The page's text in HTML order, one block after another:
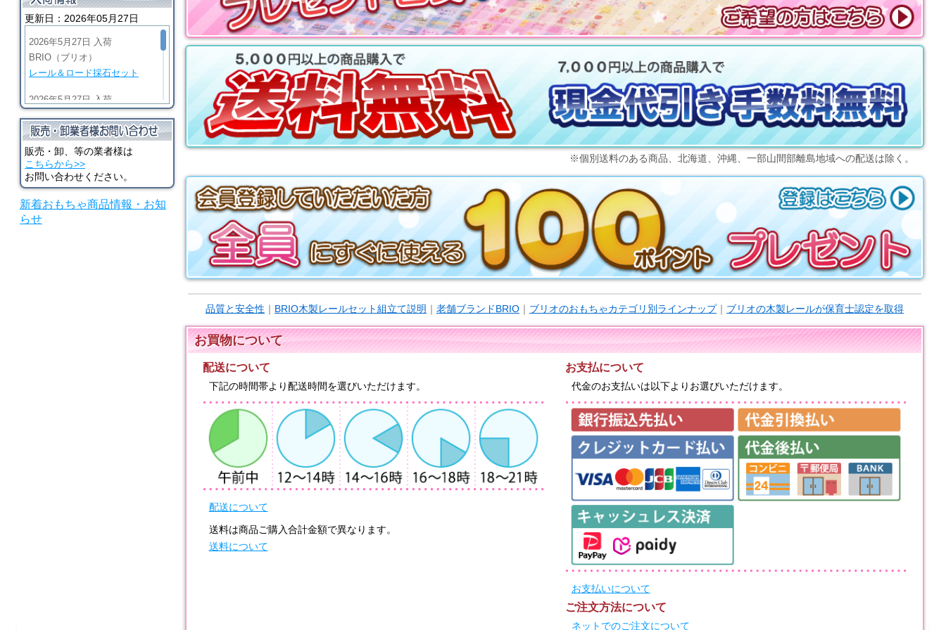
セット
更新日：2026年05月27日
2026年5月27日 入荷
BRIO（ブリオ）
レール＆ロード採石セット
2026年5月27日 入荷
ビッググリーンアクション機
関車
2026年5月27日 入荷
BRIO（ブリオ）
マイティゴールドアクション
機関車
販売・卸、等の業者様は
こちらから>>
お問い合わせください。
新着おもちゃ商品情報・お知
らせ
※個別送料のある商品、北海道、沖縄、一部山間部離島地域への配送は除く。
品質と安全性 ｜ BRIO木製レールセット組立て説明 ｜ 老舗ブランドBRIO ｜ ブリオのおもちゃカテゴリ別ラインナップ｜ ブリオの木製レールが保育士認定を取得
お買物について
配送について
下記の時間帯より配送時間を選びいただけます。
配送について
送料は商品ご購入合計金額で異なります。
送料について
お支払について
代金のお支払いは以下よりお選びいただけます。
お支払いについて
ご注文方法について
ネットでのご注文について